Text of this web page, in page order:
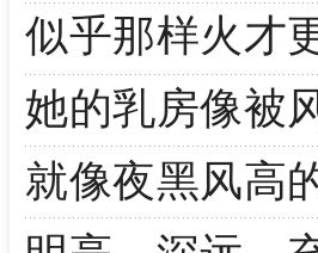
似乎那样火
她的乳房像被
就像夜黑风高